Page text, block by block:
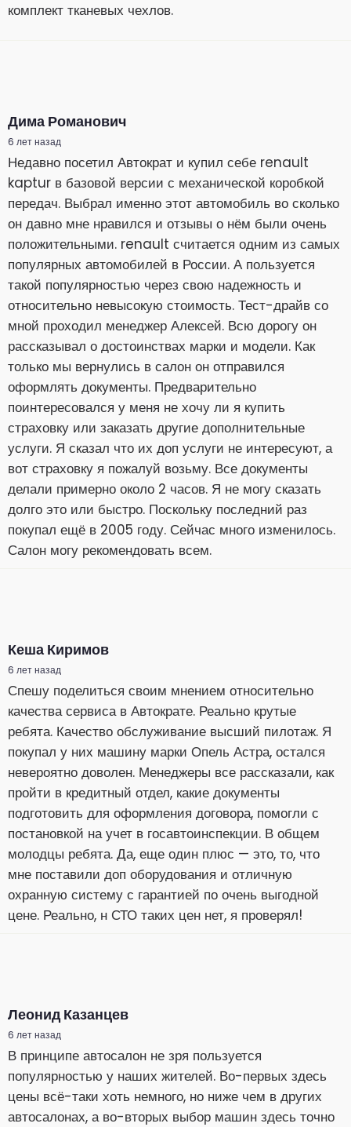
комплект тканевых чехлов.
Дима Романович
6 лет назад
Недавно посетил Автократ и купил себе renault
kaptur в базовой версии с механической коробкой
передач. Выбрал именно этот автомобиль во сколько
он давно мне нравился и отзывы о нём были очень
положительными. renault считается одним из самых
популярных автомобилей в России. А пользуется
такой популярностью через свою надежность и
относительно невысокую стоимость. Тест-драйв со
мной проходил менеджер Алексей. Всю дорогу он
рассказывал о достоинствах марки и модели. Как
только мы вернулись в салон он отправился
оформлять документы. Предварительно
поинтересовался у меня не хочу ли я купить
страховку или заказать другие дополнительные
услуги. Я сказал что их доп услуги не интересуют, а
вот страховку я пожалуй возьму. Все документы
делали примерно около 2 часов. Я не могу сказать
долго это или быстро. Поскольку последний раз
покупал ещё в 2005 году. Сейчас много изменилось.
Салон могу рекомендовать всем.
Кеша Киримов
6 лет назад
Спешу поделиться своим мнением относительно
качества сервиса в Автократе. Реально крутые
ребята. Качество обслуживание высший пилотаж. Я
покупал у них машину марки Опель Астра, остался
невероятно доволен. Менеджеры все рассказали, как
пройти в кредитный отдел, какие документы
подготовить для оформления договора, помогли с
постановкой на учет в госавтоинспекции. В общем
молодцы ребята. Да, еще один плюс — это, то, что
мне поставили доп оборудования и отличную
охранную систему с гарантией по очень выгодной
цене. Реально, н СТО таких цен нет, я проверял!
Леонид Казанцев
6 лет назад
В принципе автосалон не зря пользуется
популярностью у наших жителей. Во-первых здесь
цены всё-таки хоть немного, но ниже чем в других
автосалонах, а во-вторых выбор машин здесь точно